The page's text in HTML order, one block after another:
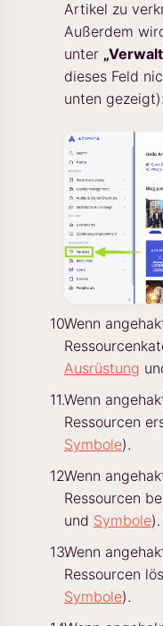
Artikel zu
Außerdem
unter
dieses Feld
unten gezeigt):
Wenn
Ausrüstung
Wenn
Ressourcen
Symbole).
Wenn
Ressourcen
und Symbole).
Wenn
Ressourcen
Symbole).